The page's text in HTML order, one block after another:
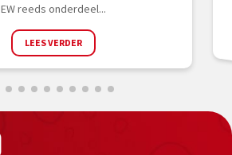
EW reeds onderdeel...
LEES VERDER